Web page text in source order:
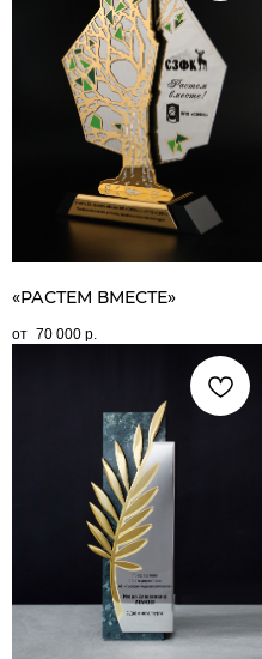
«РАСТЕМ ВМЕСТЕ»
70 000 р.